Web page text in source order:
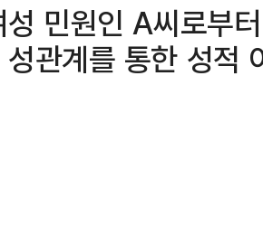
성 민원인 A씨로부
관계를 통한 성적